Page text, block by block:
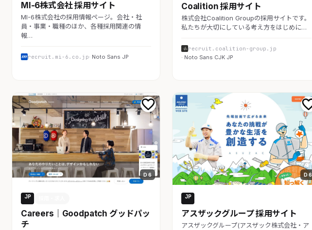
MI-6株式会社 採用サイト
MI-6株式会社の採用情報ページ。会社・社
員・事業・職種のほか、各種採用関連の情
報…
recruit.mi-6.co.jp· Noto Sans JP
Coalition 採用サイト
株式会社Coalition Groupの採用サイトです。
私たちが大切にしている考え方をはじめに…
recruit.coalition-group.jp
· Noto Sans CJK JP
D 6
JP
Careers｜Goodpatch グッドパッ
チ
D 6
JP
アスザックグループ 採用サイト
アスザックグループ(アスザック株式会社・ア